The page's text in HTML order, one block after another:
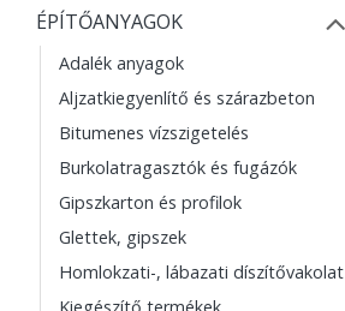
ÉPÍTŐANYAGOK
Adalék anyagok
Aljzatkiegyenlítő és szárazbeton
Bitumenes vízszigetelés
Burkolatragasztók és fugázók
Gipszkarton és profilok
Glettek, gipszek
Homlokzati-, lábazati díszítővakolat